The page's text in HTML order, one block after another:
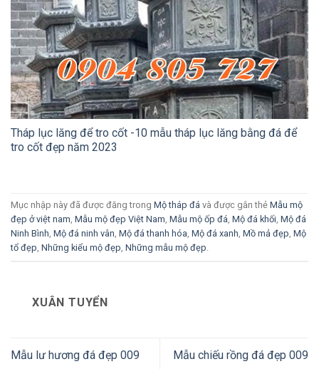
Tháp lục lăng để tro cốt -10 mẫu tháp lục lăng bằng đá để
tro cốt đẹp năm 2023
Mục nhập này đã được đăng trong Mộ tháp đá và được gắn thẻ Mẫu mộ
đẹp ở việt nam, Mẫu mộ đẹp Việt Nam, Mẫu mộ ốp đá, Mộ đá khối, Mộ đá
Ninh Bình, Mộ đá ninh vân, Mộ đá thanh hóa, Mộ đá xanh, Mồ mả đẹp, Mộ
tổ đẹp, Những kiểu mộ đẹp, Những mẫu mộ đẹp.
XUÂN TUYỂN
Mẫu lư hương đá đẹp 009 Mẫu chiếu rồng đá đẹp 009